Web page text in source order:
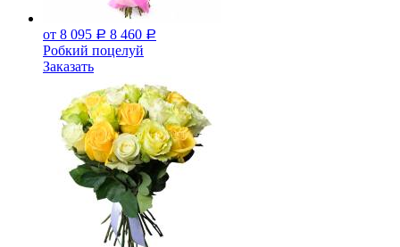
от 8 095 Р 8 460 Р
Робкий поцелуй
Заказать